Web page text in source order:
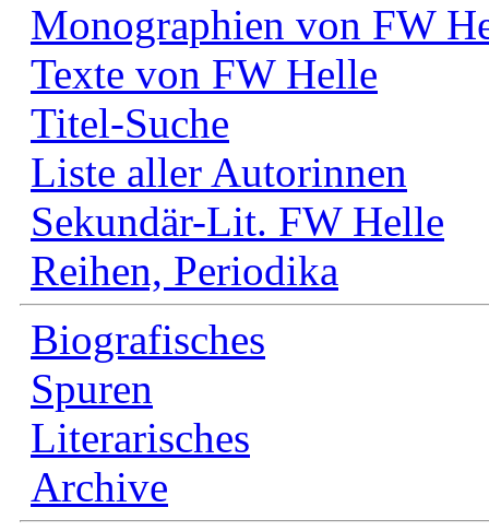
Monographien von FW
Texte von FW Helle
Titel-Suche
Liste aller Autorinnen
Sekundär-Lit. FW Helle
Reihen, Periodika
Biografisches
Spuren
Literarisches
Archive